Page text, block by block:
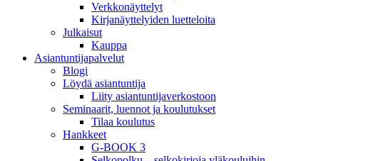
Verkkonäyttelyt
Kirjanäyttelyiden luetteloita
Julkaisut
Kauppa
Asiantuntija­palvelut
Blogi
Löydä asiantuntija
Liity asiantuntijaverkostoon
Seminaarit, luennot ja koulutukset
Tilaa koulutus
Hankkeet
G-BOOK 3